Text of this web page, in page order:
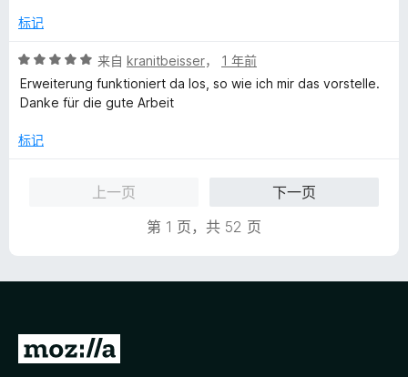
/标记
评
分
5
5
来自 kranitbeisser， 1 年前
Erweiterung funktioniert da los, so wie ich mir das vorstelle.
Danke für die gute Arbeit
标记
上一页
下一页
第 1 页，共 52 页
转